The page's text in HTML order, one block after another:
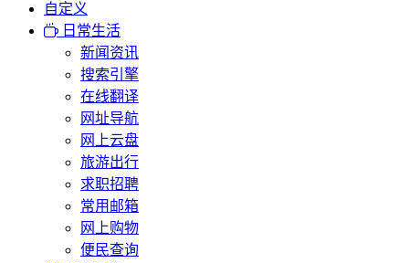
自定义
日常生活
新闻资讯
搜索引擎
在线翻译
网址导航
网上云盘
旅游出行
求职招聘
常用邮箱
网上购物
便民查询